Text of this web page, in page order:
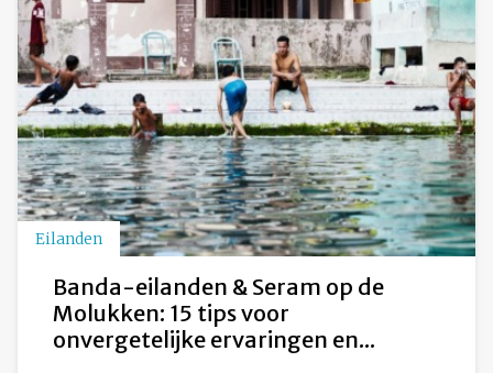
Eilanden
Banda-eilanden & Seram op de
Molukken: 15 tips voor
onvergetelijke ervaringen en...